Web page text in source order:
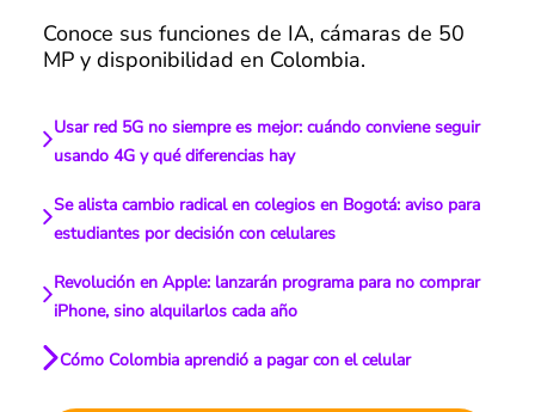
Conoce sus funciones de IA, cámaras de 50
MP y disponibilidad en Colombia.
Usar red 5G no siempre es mejor: cuándo conviene seguir
usando 4G y qué diferencias hay
Se alista cambio radical en colegios en Bogotá: aviso para
estudiantes por decisión con celulares
Revolución en Apple: lanzarán programa para no comprar
iPhone, sino alquilarlos cada año
Cómo Colombia aprendió a pagar con el celular